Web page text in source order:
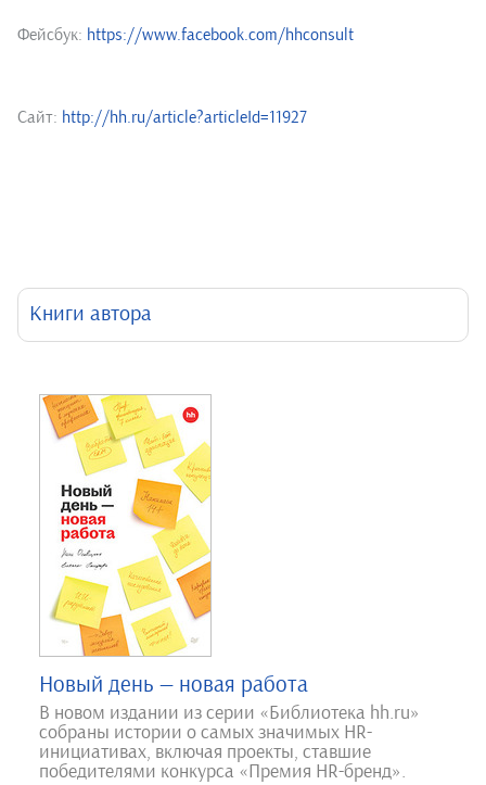
Фейсбук: https://www.facebook.com/hhconsult
Сайт: http://hh.ru/article?articleId=11927
Книги автора
Новый день — новая работа
В новом издании из серии «Библиотека hh.ru»
собраны истории о самых значимых HR-
инициативах, включая проекты, ставшие
победителями конкурса «Премия HR-бренд».